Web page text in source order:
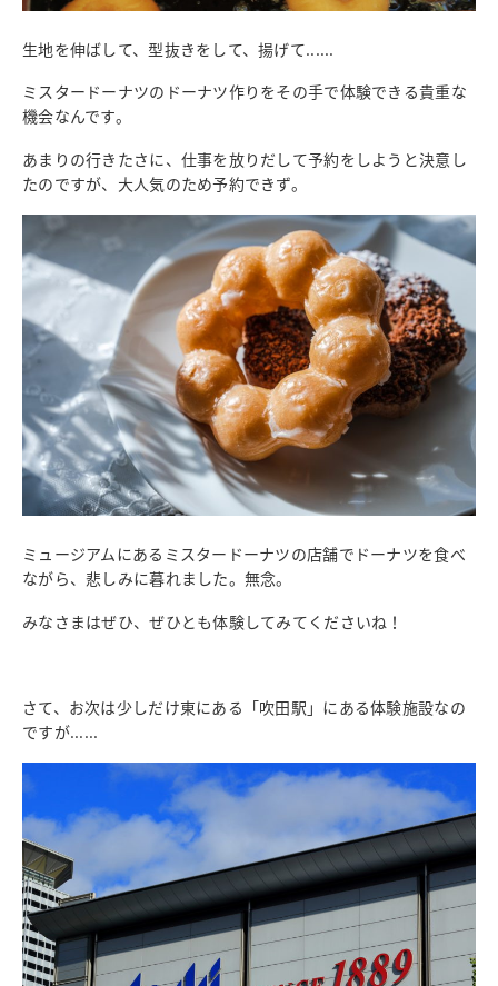
生地を伸ばして、型抜きをして、揚げて......
ミスタードーナツのドーナツ作りをその手で体験できる貴重な
機会なんです。
あまりの行きたさに、仕事を放りだして予約をしようと決意し
たのですが、大人気のため予約できず。
ミュージアムにあるミスタードーナツの店舗でドーナツを食べ
ながら、悲しみに暮れました。無念。
みなさまはぜひ、ぜひとも体験してみてくださいね！
さて、お次は少しだけ東にある「吹田駅」にある体験施設なの
ですが......